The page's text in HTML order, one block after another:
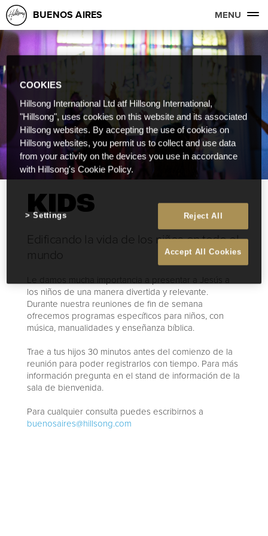
BUENOS AIRES MENU
KIDS
Edificando la vida de los niños en todo el
mundo
Le damos mucha importancia a presentar a Jesús a
los niños de una manera divertida y relevante.
Durante nuestra reuniones de fin de semana
ofrecemos programas específicos para niños, con
música, manualidades y enseñanza bíblica.
Trae a tus hijos 30 minutos antes del comienzo de la
reunión para poder registrarlos con tiempo. Para más
información pregunta en el stand de información de la
sala de bienvenida.
Para cualquier consulta puedes escribirnos a
buenosaires@hillsong.com
COOKIES
Hillsong International Ltd atf Hillsong International,
"Hillsong", uses cookies on this website and its associated
Hillsong websites. By accepting the use of cookies on
Hillsong websites, you permit us to collect and use data
from your activity on the devices you use in accordance
with Hillsong's Cookie Policy.
Reject All
Accept All Cookies
Settings